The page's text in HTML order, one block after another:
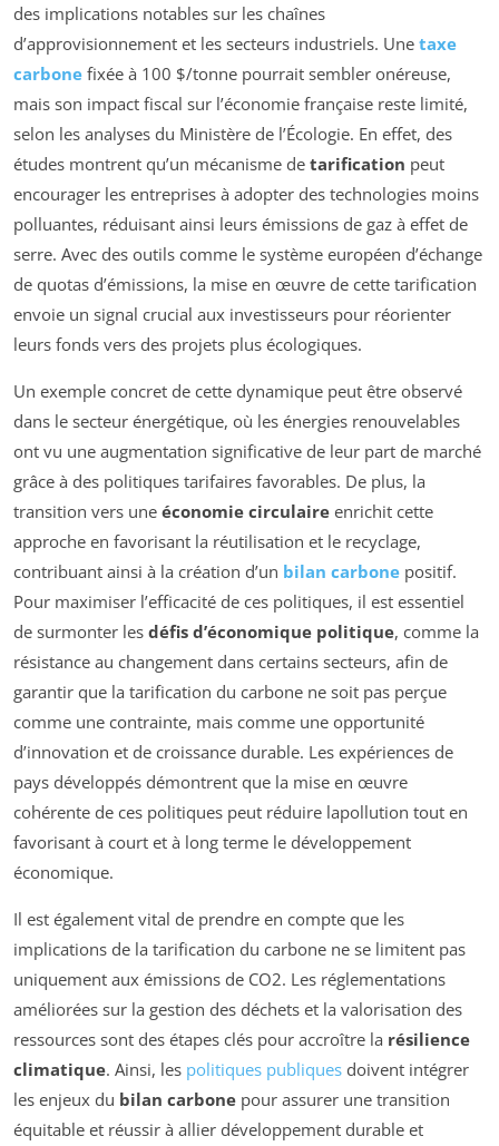
des implications notables sur les chaînes
d’approvisionnement et les secteurs industriels. Une taxe
carbone fixée à 100 $/tonne pourrait sembler onéreuse,
mais son impact fiscal sur l’économie française reste limité,
selon les analyses du Ministère de l’Écologie. En effet, des
études montrent qu’un mécanisme de tarification peut
encourager les entreprises à adopter des technologies moins
polluantes, réduisant ainsi leurs émissions de gaz à effet de
serre. Avec des outils comme le système européen d’échange
de quotas d’émissions, la mise en œuvre de cette tarification
envoie un signal crucial aux investisseurs pour réorienter
leurs fonds vers des projets plus écologiques.
Un exemple concret de cette dynamique peut être observé
dans le secteur énergétique, où les énergies renouvelables
ont vu une augmentation significative de leur part de marché
grâce à des politiques tarifaires favorables. De plus, la
transition vers une économie circulaire enrichit cette
approche en favorisant la réutilisation et le recyclage,
contribuant ainsi à la création d’un bilan carbone positif.
Pour maximiser l’efficacité de ces politiques, il est essentiel
de surmonter les défis d’économique politique, comme la
résistance au changement dans certains secteurs, afin de
garantir que la tarification du carbone ne soit pas perçue
comme une contrainte, mais comme une opportunité
d’innovation et de croissance durable. Les expériences de
pays développés démontrent que la mise en œuvre
cohérente de ces politiques peut réduire lapollution tout en
favorisant à court et à long terme le développement
économique.
Il est également vital de prendre en compte que les
implications de la tarification du carbone ne se limitent pas
uniquement aux émissions de CO2. Les réglementations
améliorées sur la gestion des déchets et la valorisation des
ressources sont des étapes clés pour accroître la résilience
climatique. Ainsi, les politiques publiques doivent intégrer
les enjeux du bilan carbone pour assurer une transition
équitable et réussir à allier développement durable et